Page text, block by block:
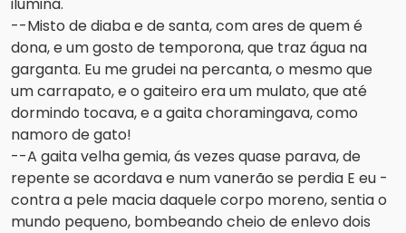
ilumina.
--Misto de diaba e de santa, com ares de quem é
dona, e um gosto de temporona, que traz água na
garganta. Eu me grudei na percanta, o mesmo que
um carrapato, e o gaiteiro era um mulato, que até
dormindo tocava, e a gaita choramingava, como
namoro de gato!
--A gaita velha gemia, ás vezes quase parava, de
repente se acordava e num vanerão se perdia E eu -
contra a pele macia daquele corpo moreno, sentia o
mundo pequeno, bombeando cheio de enlevo dois